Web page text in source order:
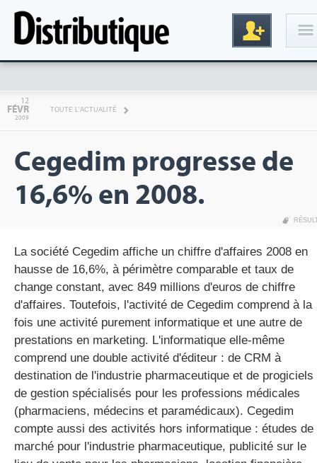
12
FÉVR
2009
TOUTE L'ACTUALITÉ
Cegedim progresse de
16,6% en 2008.
La société Cegedim affiche un chiffre d'affaires 2008 en
hausse de 16,6%, à périmètre comparable et taux de
change constant, avec 849 millions d'euros de chiffre
d'affaires. Toutefois, l'activité de Cegedim comprend à la
fois une activité purement informatique et une autre de
prestations en marketing. L'informatique elle-même
comprend une double activité d'éditeur : de CRM à
destination de l'industrie pharmaceutique et de progiciels
de gestion spécialisés pour les professions médicales
(pharmaciens, médecins et paramédicaux). Cegedim
compte aussi des activités hors informatique : études de
marché pour l'industrie pharmaceutique, publicité sur le